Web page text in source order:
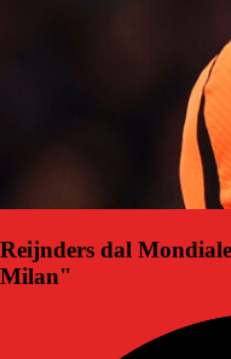
Reijnders dal
Milan"